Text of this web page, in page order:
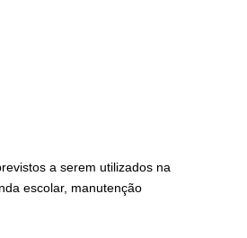
a serem utilizados na
escolar, manutenção